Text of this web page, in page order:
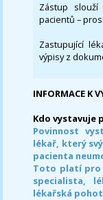
Zástup
pacientů –
Zastupující
výpisy z
INFORMACE K
Kdo vystavuje
Povinnost
lékař, který
pacienta
Toto platí pro
specialista,
lékařská